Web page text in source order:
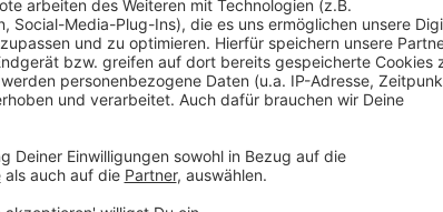
Anzeige
Als Startdatum für die Youtube-Plattform gilt aber der
meldeten die Freunde Chad Hurley, Steve Chen und
Die drei ehemaligen PayPal-Mitarbeiter wollten
auf der Nutzer kurze Videos hochladen konnten, um
jedoch schnell verworfen. YouTube entwickelte sich